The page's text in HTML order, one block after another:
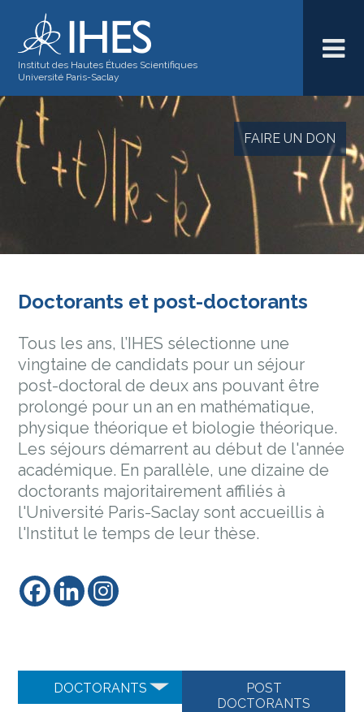
Institut des Hautes Études Scientifiques
Université Paris-Saclay
FAIRE UN DON
Doctorants et post-doctorants
Tous les ans, l’IHES sélectionne une
vingtaine de candidats pour un séjour
post-doctoral de deux ans pouvant être
prolongé pour un an en mathématique,
physique théorique et biologie théorique.
Les séjours démarrent au début de l'année
académique. En parallèle, une dizaine de
doctorants majoritairement affiliés à
l'Université Paris-Saclay sont accueillis à
l'Institut le temps de leur thèse.
DOCTORANTS
POST
DOCTORANTS